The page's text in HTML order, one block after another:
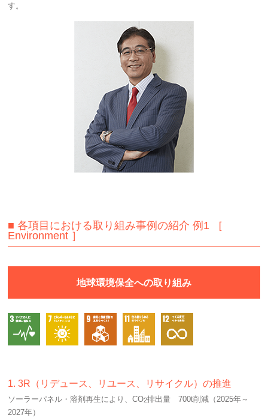
す。​
■ 各項目における取り組み事例の紹介 例1 ［
Environment ］
地球環境保全への取り組み
1. 3R（リデュース、リユース、リサイクル）の推進
ソーラーパネル・溶剤再生により、CO2排出量 700t削減（2025年～
2027年）